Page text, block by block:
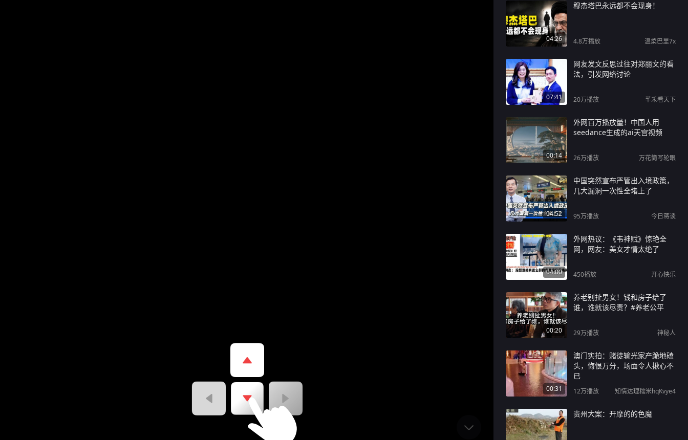
04:26
穆杰塔巴永远都不会现身！
4.8万播放 温柔巴里7x
07:41
网友发文反思过往对郑丽文的看
法，引发网络讨论
20万播放 芊禾看天下
00:14
外网百万播放量！中国人用
seedance生成的ai天宫视频
26万播放 万花筒写轮眼
04:52
中国突然宣布严管出入境政策，
几大漏洞一次性全堵上了
95万播放 今日蒋谈
04:00
外网热议：《韦神赋》惊艳全
网，网友：美女才情太绝了
450播放 开心快乐
00:20
养老别扯男女！钱和房子给了
谁，谁就该尽责？#养老公平
29万播放 神秘人
00:31
澳门实拍：赌徒输光家产跪地磕
头，悔恨万分，场面令人揪心不
已
12万播放 知情达理糯米hqKvye4
贵州大案：开摩的的色魔